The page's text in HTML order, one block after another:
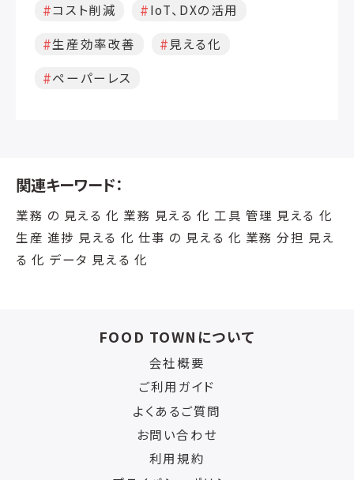
コスト削減
IoT、DXの活用
生産効率改善
見える化
ペーパーレス
関連キーワード：
業務 の 見える 化 業務 見える 化 工具 管理 見える 化
生産 進捗 見える 化 仕事 の 見える 化 業務 分担 見え
る 化 データ 見える 化
FOOD TOWNについて
会社概要
ご利用ガイド
よくあるご質問
お問い合わせ
利用規約